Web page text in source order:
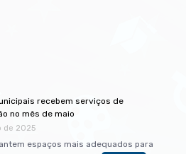
recebem serviços de
no mês de maio
de 2025
espaços mais adequados para